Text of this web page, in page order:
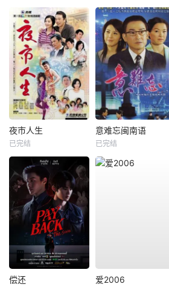
夜市人生
已完结
意难忘闽南语
已完结
偿还 爱2006